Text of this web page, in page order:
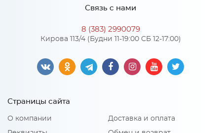
Белый/Белый
четыре ящика
Связь с нами
8 (383) 2990079
Кирова 113/4 (Будни 11-19:00 СБ 12-17:00)
Страницы сайта
О компании Доставка и оплата